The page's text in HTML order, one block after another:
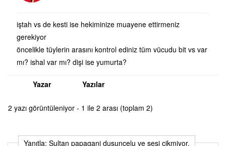
iştah vs de kesti ise hekiminize muayene ettirmeniz
gerekiyor
öncelikle tüylerin arasını kontrol ediniz tüm vücudu bit vs var
mı? ishal var mı? dişi ise yumurta?
Yazar Yazılar
2 yazı görüntüleniyor - 1 ile 2 arası (toplam 2)
Yanıtla: Sultan papagani dusuncelu ve sesi cikmiyor.